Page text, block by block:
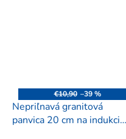
€10,90 –39 %
Nepriľnavá granitová
panvica 20 cm na indukciu